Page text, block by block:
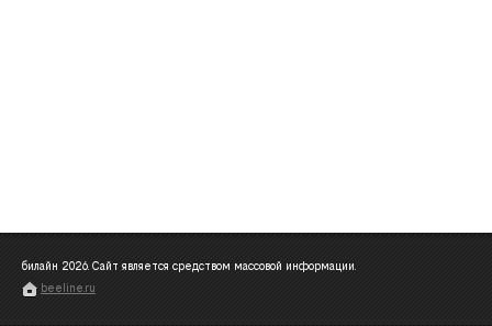
билайн 2026. Сайт является средством массовой информации.
beeline.ru